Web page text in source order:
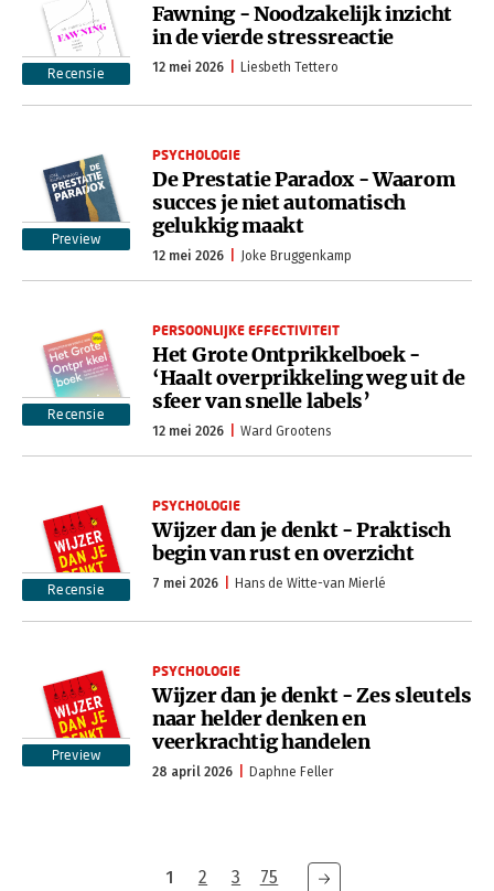
Recensie
Fawning - Noodzakelijk inzicht
in de vierde stressreactie
12 mei 2026 Liesbeth Tettero
Preview
PSYCHOLOGIE
De Prestatie Paradox - Waarom
succes je niet automatisch
gelukkig maakt
12 mei 2026 Joke Bruggenkamp
Recensie
PERSOONLIJKE EFFECTIVITEIT
Het Grote Ontprikkelboek -
‘Haalt overprikkeling weg uit de
sfeer van snelle labels’
12 mei 2026 Ward Grootens
Recensie
PSYCHOLOGIE
Wijzer dan je denkt - Praktisch
begin van rust en overzicht
7 mei 2026 Hans de Witte-van Mierlé
Preview
PSYCHOLOGIE
Wijzer dan je denkt - Zes sleutels
naar helder denken en
veerkrachtig handelen
28 april 2026 Daphne Feller
1 2 3 75